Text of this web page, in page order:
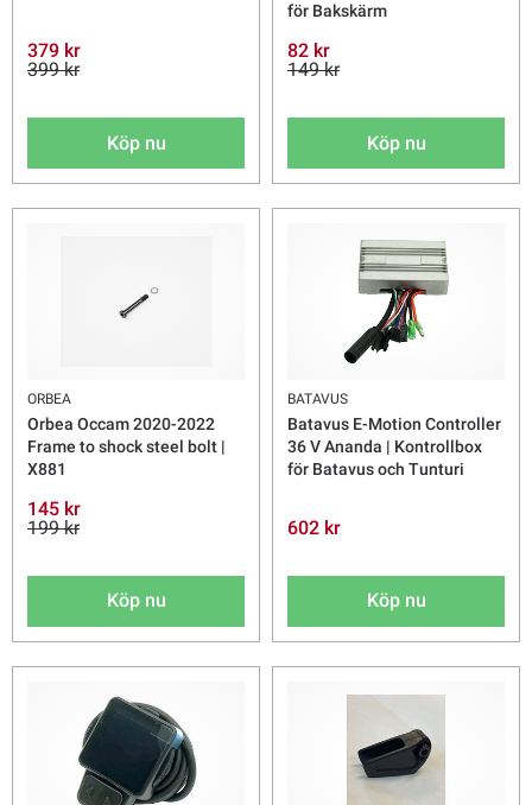
379 kr
399 kr
Köp nu
för Bakskärm
82 kr
149 kr
Köp nu
ORBEA
Orbea Occam 2020-2022
Frame to shock steel bolt |
X881
145 kr
199 kr
Köp nu
BATAVUS
Batavus E-Motion Controller
36 V Ananda | Kontrollbox
för Batavus och Tunturi
602 kr
Köp nu